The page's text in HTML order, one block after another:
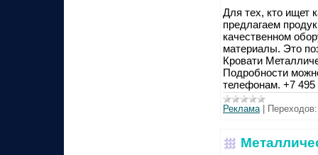
Для тех, кто ищет
предлагаем
качественном
материалы. Это
Кровати
Подробности
телефонам. +7 495
Реклама| Переходов: